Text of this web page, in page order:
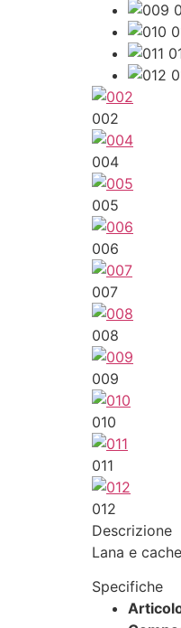
002
004
005
006
007
008
009
010
011
012
Descrizione
Lana e
Specifiche